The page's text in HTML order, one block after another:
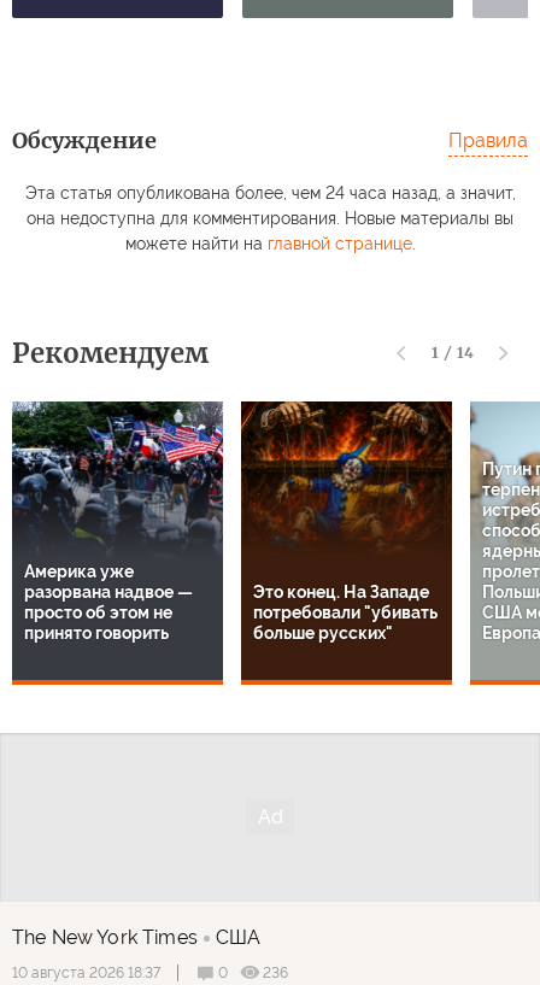
Обсуждение Правила
Эта статья опубликована более, чем 24 часа назад, а значит,
она недоступна для комментирования. Новые материалы вы
можете найти на главной странице.
Рекомендуем 1 / 14
Америка уже
разорвана надвое —
просто об этом не
принято говорить
Это конец. На Западе
потребовали "убивать
больше русских"
Путин
США
The New York Times США
10 августа 2026 18:37 0 236